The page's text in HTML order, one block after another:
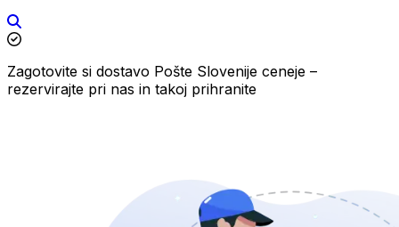
Zagotovite si dostavo Pošte Slovenije ceneje –
rezervirajte pri nas in takoj prihranite